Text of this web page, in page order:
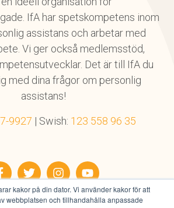
kakor på din dator. Vi använder kakor för att
webbplatsen och tillhandahålla anpassade
IfA har spetskompetens inom
assistans och arbetar med
Vi ger också medlemsstöd,
Det är till IfA du
med dina frågor om personlig
assistans!
9927 | Swish: 123 558 96 35
FacebookTwitterInstagramYouTube